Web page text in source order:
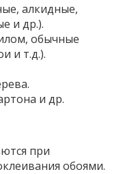
алкидные,
и др.).
обычные
и т.д.).
и др.
при
обоями.